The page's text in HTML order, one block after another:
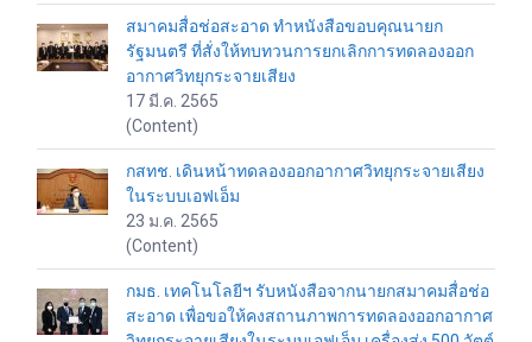
สมาคมสื่อช่อสะอาด ทำหนังสือขอบคุณนายก
รัฐมนตรี ที่สั่งให้ทบทวนการยกเลิกการทดลองออก
อากาศวิทยุกระจายเสียง
17 มี.ค. 2565
(Content)
กสทช. เดินหน้าทดลองออกอากาศวิทยุกระจายเสียง
ในระบบเอฟเอ็ม
23 ม.ค. 2565
(Content)
กมธ. เทคโนโลยีฯ รับหนังสือจากนายกสมาคมสื่อช่อ
สะอาด เพื่อขอให้คงสถานภาพการทดลองออกอากาศ